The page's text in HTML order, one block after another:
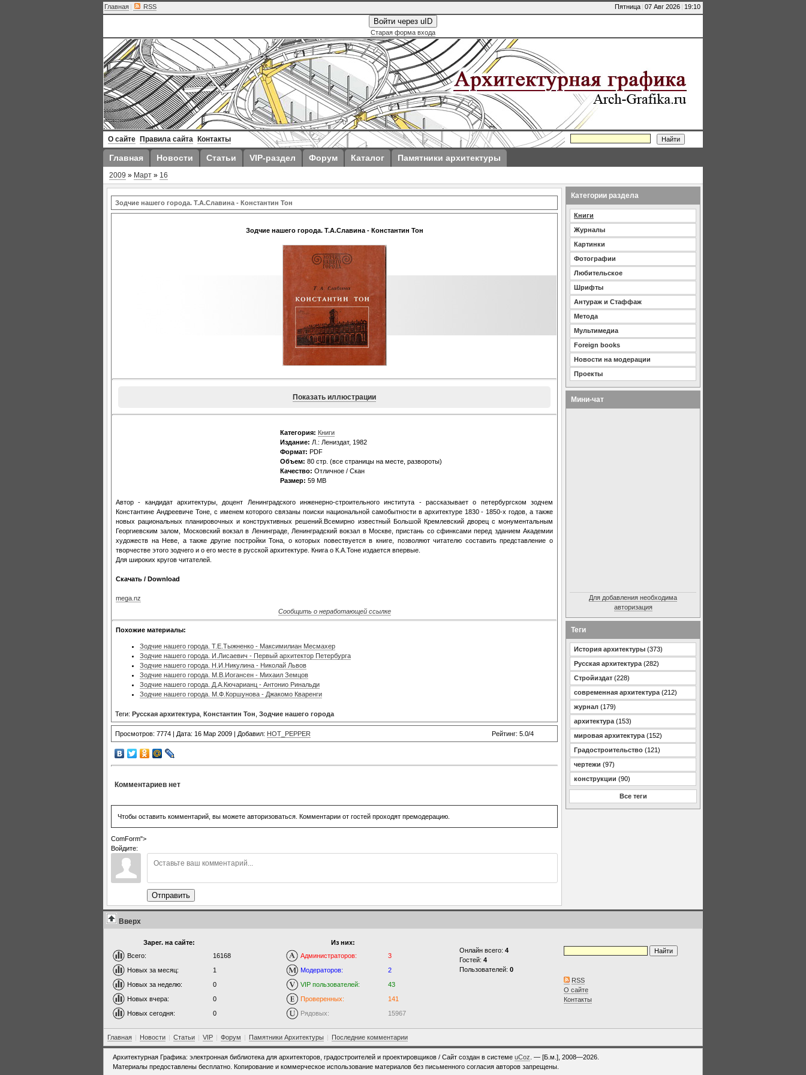
Пятница | 07 Авг 2026 | 19:10
Главная | RSS
Войти через uID
Старая форма входа
О сайте Правила сайта Контакты
Главная Новости Статьи VIP-раздел Форум Каталог Памятники архитектуры
2009 » Март » 16
Зодчие нашего города. Т.А.Славина - Константин Тон
Зодчие нашего города. Т.А.Славина - Константин Тон
Показать иллюстрации
Категория: Книги
Издание: Л.: Лениздат, 1982
Формат: PDF
Объем: 80 стр. (все страницы на месте, развороты)
Качество: Отличное / Скан
Размер: 59 MB
Автор - кандидат архитектуры, доцент Ленинградского инженерно-строительного института - рассказывает о петербургском зодчем
Константине Андреевиче Тоне, с именем которого связаны поиски национальной самобытности в архитектуре 1830 - 1850-х годов, а также
новых рациональных планировочных и конструктивных решений.Всемирно известный Большой Кремлевский дворец с монументальным
Георгиевским залом, Московский вокзал в Ленинграде, Ленинградский вокзал в Москве, пристань со сфинксами перед зданием Академии
художеств на Неве, а также другие постройки Тона, о которых повествуется в книге, позволяют читателю составить представление о
творчестве этого зодчего и о его месте в русской архитектуре. Книга о К.А.Тоне издается впервые.
Для широких кругов читателей.
Скачать / Download
mega.nz
Сообщить о неработающей ссылке
Похожие материалы:
Зодчие нашего города. Т.Е.Тыжненко - Максимилиан Месмахер
Зодчие нашего города. И.Лисаевич - Первый архитектор Петербурга
Зодчие нашего города. Н.И.Никулина - Николай Львов
Зодчие нашего города. М.В.Иогансен - Михаил Земцов
Зодчие нашего города. Д.А.Кючарианц - Антонио Ринальди
Зодчие нашего города. М.Ф.Коршунова - Джакомо Кваренги
Теги: Русская архитектура Константин Тон Зодчие нашего города
Просмотров: 7774 | Дата: 16 Мар 2009 | Добавил: HOT_PEPPER Рейтинг: 5.0/4
Комментариев нет
Чтобы оставить комментарий, вы можете авторизоваться. Комментарии от гостей проходят премодерацию.
ComForm">
Войдите:
Отправить
Категории раздела
Книги
Журналы
Картинки
Фотографии
Любительское
Шрифты
Антураж и Стаффаж
Метода
Мультимедиа
Foreign books
Новости на модерации
Проекты
Мини-чат
Для добавления необходима
авторизация
Теги
История архитектуры (373)
Русская архитектура (282)
Стройиздат (228)
современная архитектура (212)
журнал (179)
архитектура (153)
мировая архитектура (152)
Градостроительство (121)
чертежи (97)
конструкции (90)
Все теги
Вверх
Зарег. на сайте:
Всего:
16168
Новых за месяц:
1
Новых за неделю:
0
Новых вчера:
0
Новых сегодня:
0
Из них:
Администраторов:
3
Модераторов:
2
VIP пользователей:
43
Проверенных:
141
Рядовых:
15967
Онлайн всего: 4
Гостей: 4
Пользователей: 0
RSS
О сайте
Контакты
Главная | Новости | Статьи | VIP | Форум | Памятники Архитектуры | Последние комментарии
Архитектурная Графика: электронная библиотека для архитекторов, градостроителей и проектировщиков / Сайт создан в системе uCoz . — [Б.м.], 2008—2026.
Материалы предоставлены бесплатно. Копирование и коммерческое использование материалов без письменного согласия авторов запрещены.